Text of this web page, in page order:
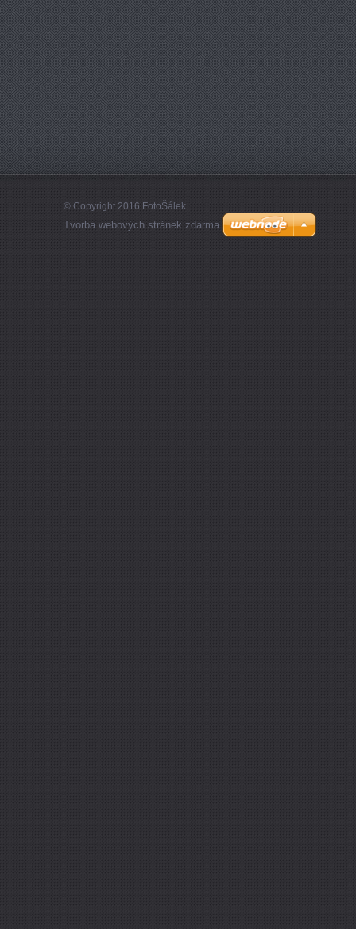
© Copyright 2016 FotoŠálek
Tvorba webových stránek zdarma